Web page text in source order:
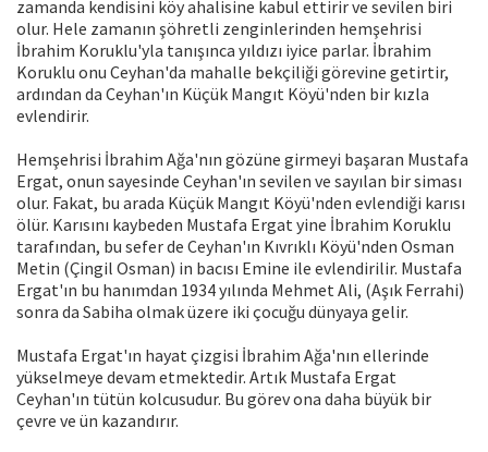
zamanda kendisini köy ahalisine kabul ettirir ve sevilen biri
olur. Hele zamanın şöhretli zenginlerinden hemşehrisi
İbrahim Koruklu'yla tanışınca yıldızı iyice parlar. İbrahim
Koruklu onu Ceyhan'da mahalle bekçiliği görevine getirtir,
ardından da Ceyhan'ın Küçük Mangıt Köyü'nden bir kızla
evlendirir.
Hemşehrisi İbrahim Ağa'nın gözüne girmeyi başaran Mustafa
Ergat, onun sayesinde Ceyhan'ın sevilen ve sayılan bir siması
olur. Fakat, bu arada Küçük Mangıt Köyü'nden evlendiği karısı
ölür. Karısını kaybeden Mustafa Ergat yine İbrahim Koruklu
tarafından, bu sefer de Ceyhan'ın Kıvrıklı Köyü'nden Osman
Metin (Çingil Osman) in bacısı Emine ile evlendirilir. Mustafa
Ergat'ın bu hanımdan 1934 yılında Mehmet Ali, (Aşık Ferrahi)
sonra da Sabiha olmak üzere iki çocuğu dünyaya gelir.
Mustafa Ergat'ın hayat çizgisi İbrahim Ağa'nın ellerinde
yükselmeye devam etmektedir. Artık Mustafa Ergat
Ceyhan'ın tütün kolcusudur. Bu görev ona daha büyük bir
çevre ve ün kazandırır.